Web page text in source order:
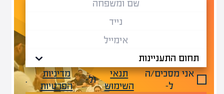
אני מסכים/ה
ל-
תנאי
השימוש
ול-
מדיניות
הפרטיות
.